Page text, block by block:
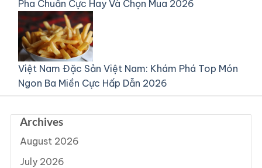
Pha Chuẩn Cực Hay Và Chọn Mua 2026
Việt Nam Đặc Sản Việt Nam: Khám Phá Top Món
Ngon Ba Miền Cực Hấp Dẫn 2026
Archives
August 2026
July 2026